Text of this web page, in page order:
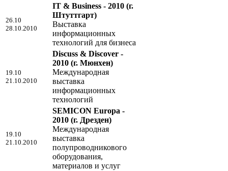
26.10
28.10.2010
IT & Business - 2010 (г.
Штуттгарт)
Выставка
информационных
технологий для бизнеса
19.10
21.10.2010
Discuss & Discover -
2010 (г. Мюнхен)
Международная
выставка
информационных
технологий
19.10
21.10.2010
SEMICON Europa -
2010 (г. Дрезден)
Международная
выставка
полупроводникового
оборудования,
материалов и услуг